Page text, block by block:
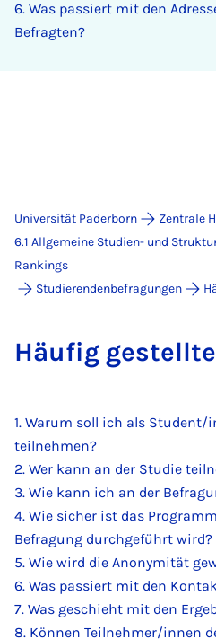
6. Was pas­siert mit den
Be­frag­ten?
Universität Paderborn
Zentrale
6.1 Allgemeine Studien- und
Rankings
Studierendenbefragungen
Häu­fig ge­stell­te
1. Warum soll ich als Student/
teilnehmen?
2. Wer kann an der Studie
3. Wie kann ich an der
4. Wie sicher ist das
Befragung durchgeführt wird?
5. Wie wird die Anonymität
6. Was passiert mit den
7. Was geschieht mit den
8. Können Teilnehmer/innen